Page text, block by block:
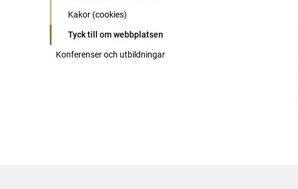
Kakor (cookies)
Tyck till om webbplatsen
Konferenser och utbildningar